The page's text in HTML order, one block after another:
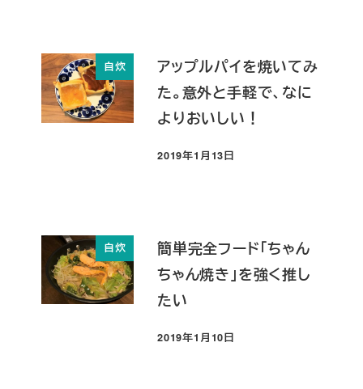
自炊
アップルパイを焼いてみ
た。意外と手軽で、なに
よりおいしい！
投稿日
2019年1月13日
自炊
簡単完全フード「ちゃん
ちゃん焼き」を強く推し
たい
投稿日
2019年1月10日